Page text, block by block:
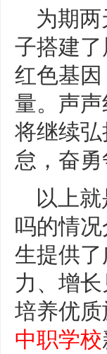
为期
子搭建
红色基
量。声
将继续
怠，奋
以上
吗的情
生提供
力、增
培养优
中职学校